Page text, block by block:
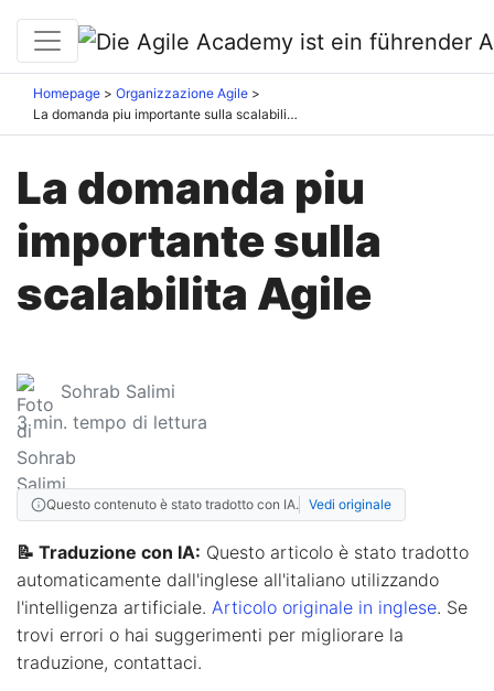
Homepage
Organizzazione Agile
La domanda piu importante sulla scalabilita Agile
La domanda piu
importante sulla
scalabilita Agile
Sohrab Salimi
3min. tempo di lettura
Questo contenuto è stato tradotto con IA. Vedi originale
📝 Traduzione con IA: Questo articolo è stato tradotto
automaticamente dall'inglese all'italiano utilizzando
l'intelligenza artificiale. Articolo originale in inglese. Se
trovi errori o hai suggerimenti per migliorare la
traduzione, contattaci.